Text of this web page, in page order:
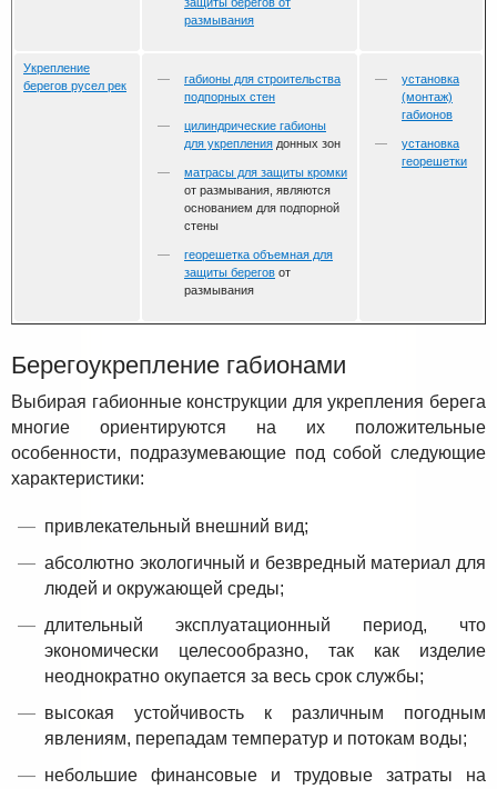
размывания
Укрепление
берегов русел рек
габионы для строительства
подпорных стен
цилиндрические габионы
для укрепления донных зон
матрасы для защиты кромки
от размывания, являются
основанием для подпорной
стены
георешетка объемная для
защиты берегов от
размывания
установка
(монтаж)
габионов
установка
георешетки
Берегоукрепление габионами
Выбирая габионные конструкции для укрепления берега
многие ориентируются на их положительные
особенности, подразумевающие под собой следующие
характеристики:
привлекательный внешний вид;
абсолютно экологичный и безвредный материал для
людей и окружающей среды;
длительный эксплуатационный период, что
экономически целесообразно, так как изделие
неоднократно окупается за весь срок службы;
высокая устойчивость к различным погодным
явлениям, перепадам температур и потокам воды;
небольшие финансовые и трудовые затраты на